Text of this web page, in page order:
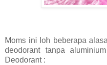
Moms ini loh beberapa
deodorant tanpa
Deodorant :